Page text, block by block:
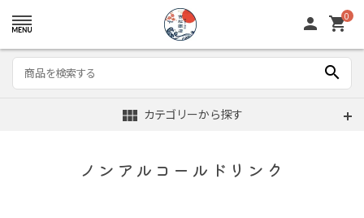
person 0
shopping_cart
search
view_module カテゴリーから探す
ノンアルコールドリンク